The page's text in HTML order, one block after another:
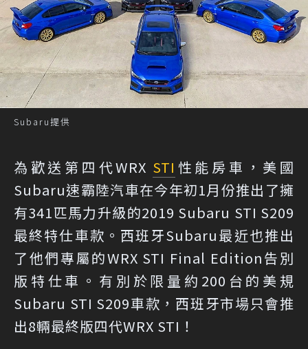
Subaru提供
為歡送第四代WRX STI 性能房車，美國
Subaru速霸陸汽車在今年初1月份推出了擁
有341匹馬力升級的2019 Subaru STI S209
最終特仕車款。西班牙Subaru最近也推出
了他們專屬的WRX STI Final Edition告別
版特仕車。有別於限量約200台的美規
Subaru STI S209車款，西班牙市場只會推
出8輛最終版四代WRX STI！